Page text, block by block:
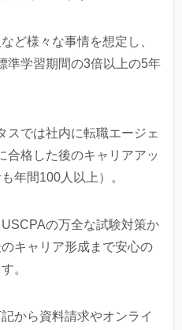
ど様々な事情を想定し、
準学習期間の3倍以上の5年
スでは社内に転職エージェ
合格した後のキャリアアッ
年間100人以上）。
の万全な試験対策か
キャリア形成まで安心の
。
から資料請求やオンライ